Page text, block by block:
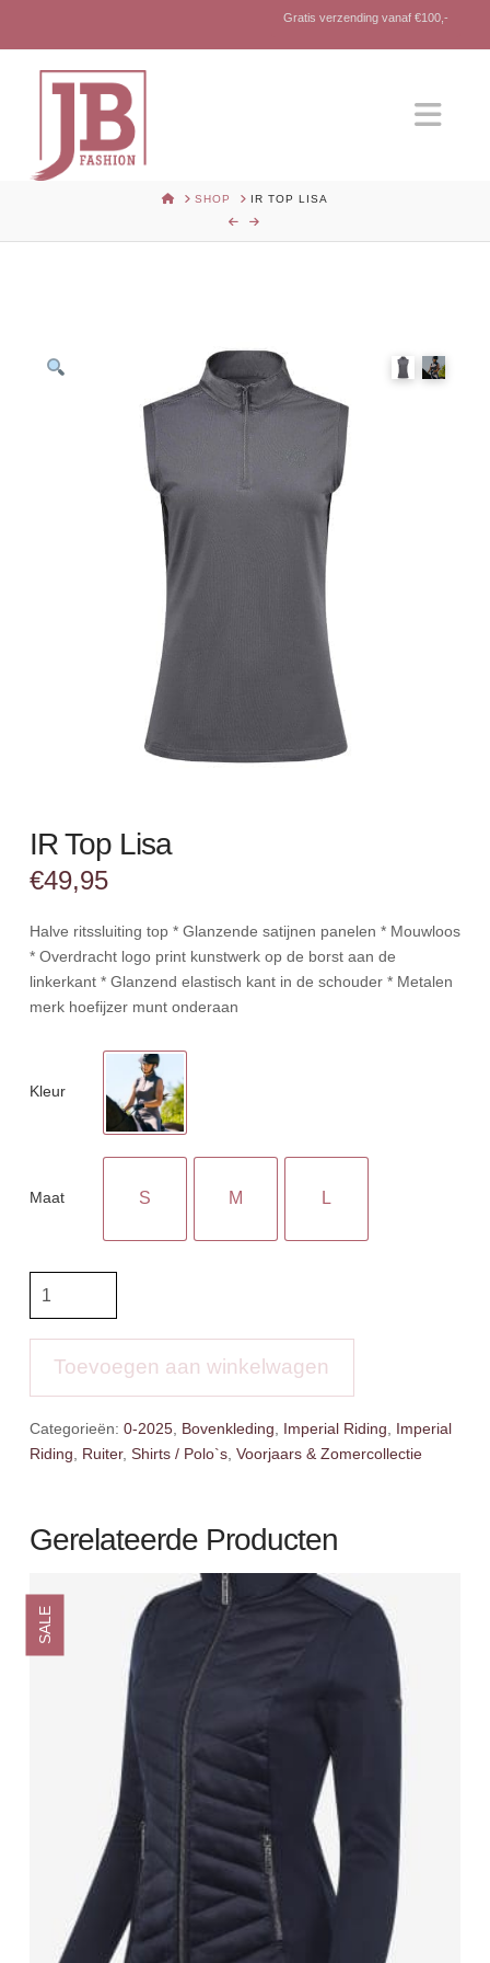
Gratis verzending vanaf €100,-
HOMESHOP IR TOP LISA
IR Top Lisa
€49,95
Halve ritssluiting top * Glanzende satijnen panelen * Mouwloos
* Overdracht logo print kunstwerk op de borst aan de
linkerkant * Glanzend elastisch kant in de schouder * Metalen
merk hoefijzer munt onderaan
Kleur
Maat S M L
aantalToevoegen aan winkelwagen
Categorieën: 0-2025, Bovenkleding Imperial Riding
Imperial
Riding
Ruiter, Shirts / Polo`s, Voorjaars & Zomercollectie
Gerelateerde Producten
SALE